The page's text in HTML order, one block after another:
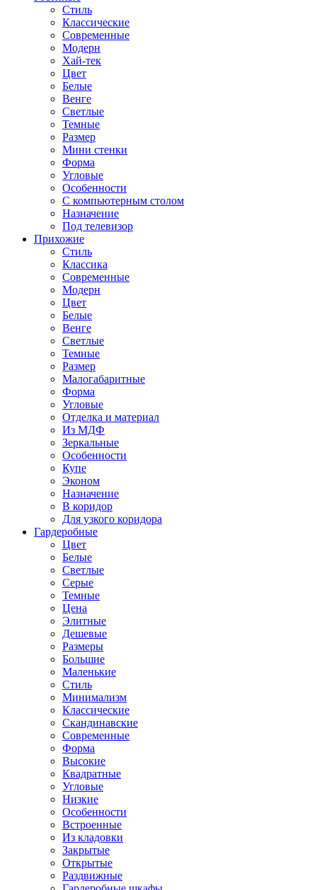
Стиль
Классические
Современные
Модерн
Хай-тек
Цвет
Белые
Венге
Светлые
Темные
Размер
Мини стенки
Форма
Угловые
Особенности
С компьютерным столом
Назначение
Под телевизор
Прихожие
Стиль
Классика
Современные
Модерн
Цвет
Белые
Венге
Светлые
Темные
Размер
Малогабаритные
Форма
Угловые
Отделка и материал
Из МДФ
Зеркальные
Особенности
Купе
Эконом
Назначение
В коридор
Для узкого коридора
Гардеробные
Цвет
Белые
Светлые
Серые
Темные
Цена
Элитные
Дешевые
Размеры
Большие
Маленькие
Стиль
Минимализм
Классические
Скандинавские
Современные
Форма
Высокие
Квадратные
Угловые
Низкие
Особенности
Встроенные
Из кладовки
Закрытые
Открытые
Раздвижные